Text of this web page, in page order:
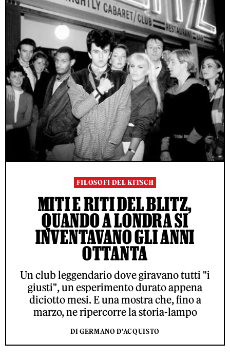
FILOSOFI DEL KITSCH
MITI E RITI DEL BLITZ,
QUANDO A LONDRA SI
INVENTAVANO GLI ANNI
OTTANTA
Un club leggendario dove giravano tutti "i
giusti", un esperimento durato appena
diciotto mesi. E una mostra che, fino a
marzo, ne ripercorre la storia-lampo
DI GERMANO D'ACQUISTO